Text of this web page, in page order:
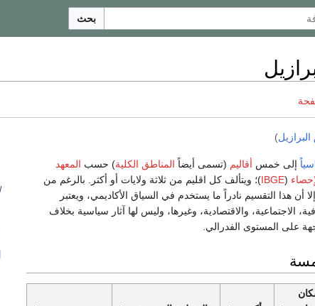
بحث
)
إلى خمس أقاليم (تسمى أيضاً المناطق الكلية) حسب المعهد
(
IBGE)؛ ويتألف كل اقليم من ثلاثة ولايات أو أكثر. بالرغم من
أن هذا التقسيم نادراً ما يستخدم في السياق الأكاديمي، ويعتبر
الاجتماعية، والاقتصادية، وغيرها، وليس لها آثار سياسية بخلاف
على المستوى الفدرالي.